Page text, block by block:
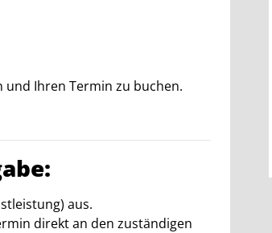
und Ihren Termin zu buchen.
aus.
direkt an den zuständigen